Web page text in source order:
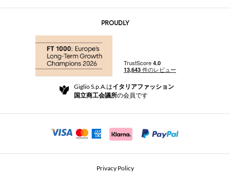
Community Store
Beauty Seekers VIP Club
返品と返金
For a safe shopping experience
Security Communication
PROUDLY
Giglio S.p.A.はイタリアファッション
国立商工会議所の会員です
Privacy Policy